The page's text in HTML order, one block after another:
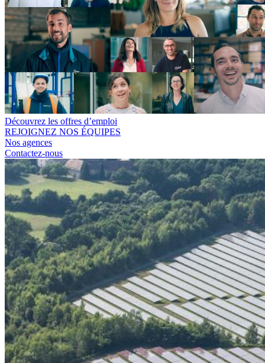
Découvrez les offres d’emploi
REJOIGNEZ NOS ÉQUIPES
Nos agences
Contactez-nous